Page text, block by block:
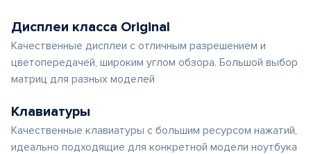
Дисплеи класса Original
Качественные дисплеи с отличным разрешением и
цветопередачей, широким углом обзора. Большой выбор
матриц для разных моделей
Клавиатуры
Качественные клавиатуры с большим ресурсом нажатий,
идеально подходящие для конкретной модели ноутбука